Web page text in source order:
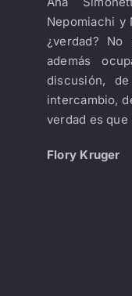
Nepomiachi y
¿verdad?
además
discusión,
intercambio,
verdad es que
Flory Kruger